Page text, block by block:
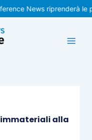
News riprenderà le
alla